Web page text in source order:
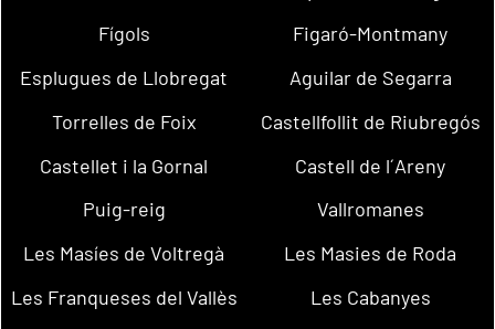
Fígols
Figaró-Montmany
Esplugues de Llobregat
Aguilar de Segarra
Torrelles de Foix
Castellfollit de Riubregós
Castellet i la Gornal
Castell de l´Areny
Puig-reig
Vallromanes
Les Masíes de Voltregà
Les Masies de Roda
Les Franqueses del Vallès
Les Cabanyes